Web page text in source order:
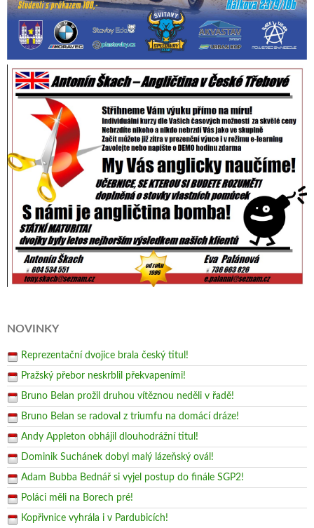
NOVINKY
Reprezentační dvojice brala český titul!
Pražský přebor neskrblil překvapeními!
Bruno Belan prožil druhou vítěznou neděli v řadě!
Bruno Belan se radoval z triumfu na domácí dráze!
Andy Appleton obhájil dlouhodrážní titul!
Dominik Suchánek dobyl malý lázeňský ovál!
Adam Bubba Bednář si vyjel postup do finále SGP2!
Poláci měli na Borech pré!
Kopřivnice vyhrála i v Pardubicích!